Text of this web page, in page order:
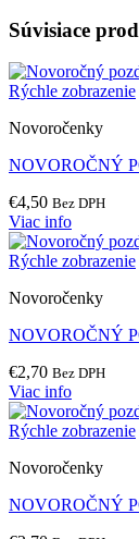
Súvisiace
Rýchle zobrazenie
Novoročenky
NOVOROČNÝ
€4,50 Bez DPH
Viac info
Rýchle zobrazenie
Novoročenky
NOVOROČNÝ
€2,70 Bez DPH
Viac info
Rýchle zobrazenie
Novoročenky
NOVOROČNÝ